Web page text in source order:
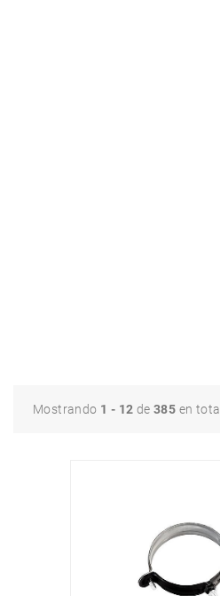
Mostrando 1 - 12 de385 en total